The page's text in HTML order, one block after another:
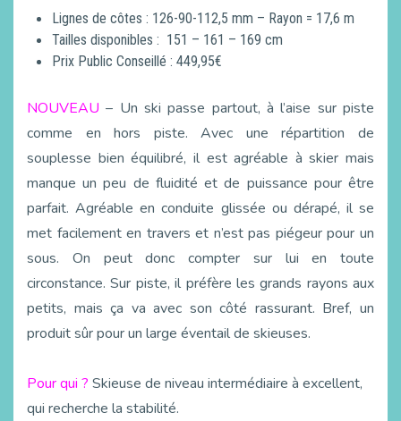
Lignes de côtes : 126-90-112,5 mm – Rayon = 17,6 m
Tailles disponibles : 151 – 161 – 169 cm
Prix Public Conseillé : 449,95€
NOUVEAU – Un ski passe partout, à l’aise sur piste
comme en hors piste. Avec une répartition de
souplesse bien équilibré, il est agréable à skier mais
manque un peu de fluidité et de puissance pour être
parfait. Agréable en conduite glissée ou dérapé, il se
met facilement en travers et n’est pas piégeur pour un
sous. On peut donc compter sur lui en toute
circonstance. Sur piste, il préfère les grands rayons aux
petits, mais ça va avec son côté rassurant. Bref, un
produit sûr pour un large éventail de skieuses.
Pour qui ? Skieuse de niveau intermédiaire à excellent,
qui recherche la stabilité.